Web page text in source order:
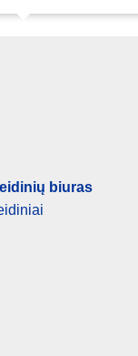
biuras